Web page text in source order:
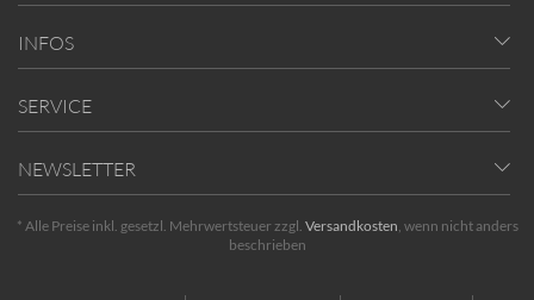
INFOS
SERVICE
NEWSLETTER
* Alle Preise inkl. gesetzl. Mehrwertsteuer zzgl. Versandkosten, wenn nicht anders
beschrieben